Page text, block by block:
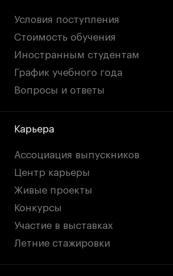
Условия поступления
Стоимость обучения
Иностранным студентам
График учебного года
Вопросы и ответы
Карьера
Ассоциация выпускников
Центр карьеры
Живые проекты
Конкурсы
Участие в выставках
Летние стажировки